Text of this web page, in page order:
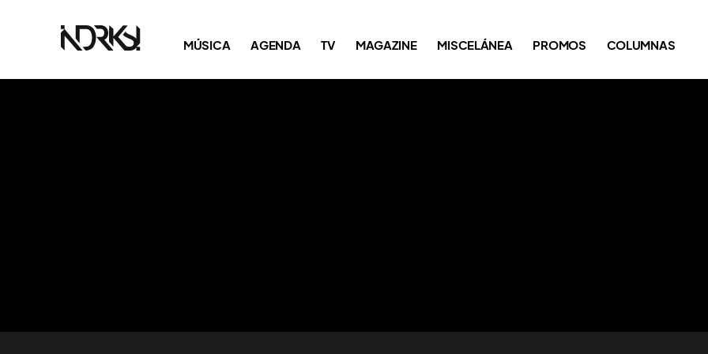
MÚSICA AGENDA TV MAGAZINE MISCELÁNEA PROMOS COLUMNAS